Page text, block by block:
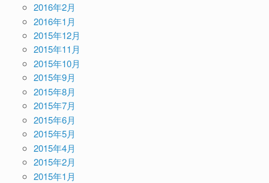
2016年2月
2016年1月
2015年12月
2015年11月
2015年10月
2015年9月
2015年8月
2015年7月
2015年6月
2015年5月
2015年4月
2015年2月
2015年1月